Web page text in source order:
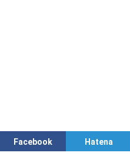
Facebook Hatena